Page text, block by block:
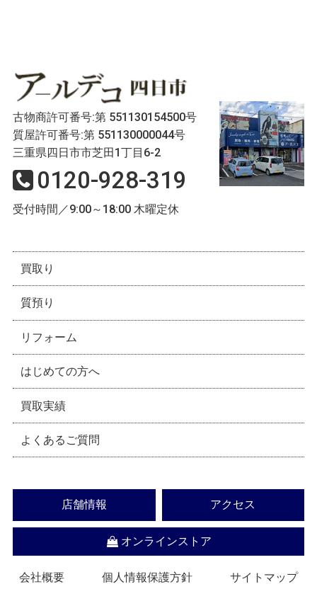
古物商許可番号:第 551130154500号
質屋許可番号:第 551130000044号
三重県四日市市芝田1丁目6-2
0120-928-319
受付時間／9:00～18:00 木曜定休
買取り
質預り
リフォーム
はじめての方へ
買取実績
よくあるご質問
店舗情報 アクセス
オンラインストア
会社概要 個人情報保護方針 サイトマップ